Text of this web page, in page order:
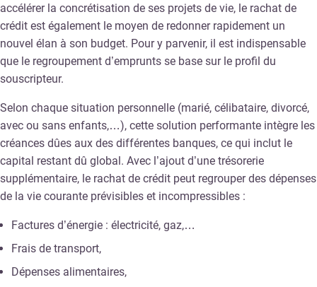
accélérer la concrétisation de ses projets de vie, le rachat de
crédit est également le moyen de redonner rapidement un
nouvel élan à son budget. Pour y parvenir, il est indispensable
que le regroupement d’emprunts se base sur le profil du
souscripteur.
Selon chaque situation personnelle (marié, célibataire, divorcé,
avec ou sans enfants,…), cette solution performante intègre les
créances dûes aux des différentes banques, ce qui inclut le
capital restant dû global. Avec l’ajout d’une trésorerie
supplémentaire, le rachat de crédit peut regrouper des dépenses
de la vie courante prévisibles et incompressibles :
Factures d’énergie : électricité, gaz,…
Frais de transport,
Dépenses alimentaires,